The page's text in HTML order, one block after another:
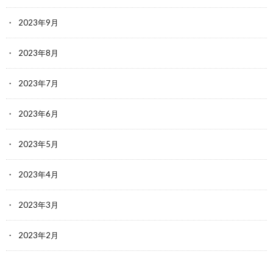
2023年9月
2023年8月
2023年7月
2023年6月
2023年5月
2023年4月
2023年3月
2023年2月